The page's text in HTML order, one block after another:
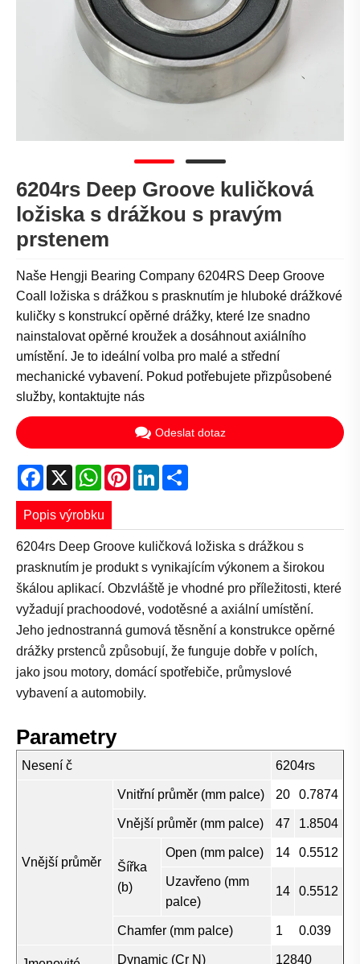
6204rs Deep Groove kuličková
ložiska s drážkou s pravým
prstenem
Naše Hengji Bearing Company 6204RS Deep Groove
Coall ložiska s drážkou s prasknutím je hluboké drážkové
kuličky s konstrukcí opěrné drážky, které lze snadno
nainstalovat opěrné kroužek a dosáhnout axiálního
umístění. Je to ideální volba pro malé a střední
mechanické vybavení. Pokud potřebujete přizpůsobené
služby, kontaktujte nás
Odeslat dotaz
Facebook
X WhatsApp
PinterestLinkedIn
Popis výrobku
6204rs Deep Groove kuličková ložiska s drážkou s
prasknutím je produkt s vynikajícím výkonem a širokou
škálou aplikací. Obzvláště je vhodné pro příležitosti, které
vyžadují prachoodové, vodotěsné a axiální umístění.
Jeho jednostranná gumová těsnění a konstrukce opěrné
drážky prstenců způsobují, že funguje dobře v polích,
jako jsou motory, domácí spotřebiče, průmyslové
vybavení a automobily.
Parametry
Nesení č 6204rs
Vnější průměr
Vnitřní průměr (mm palce) 20 0.7874
Vnější průměr (mm palce) 47 1.8504
Šířka
(b)
Open (mm palce) 14 0.5512
Uzavřeno (mm
palce)
14 0.5512
Chamfer (mm palce) 1 0.039
Dynamic (Cr N) 12840